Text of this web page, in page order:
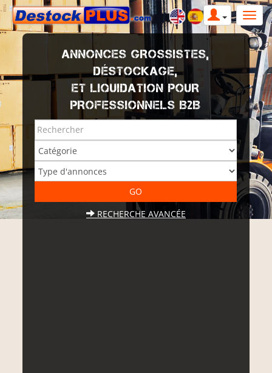
ANNONCES GROSSISTES,
DÉSTOCKAGE,
ET LIQUIDATION POUR
PROFESSIONNELS B2B
RECHERCHE AVANCÉE